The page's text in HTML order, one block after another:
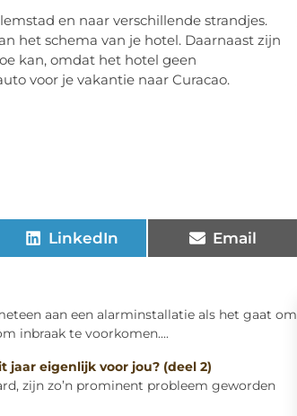
en naar verschillende strandjes.
het schema van je hotel. Daarnaast zijn
kan, omdat het hotel geen
voor je vakantie naar Curacao.
LinkedIn Email
aan een alarminstallatie als het gaat om
inbraak te voorkomen....
jaar eigenlijk voor jou? (deel 2)
zijn zo’n prominent probleem geworden